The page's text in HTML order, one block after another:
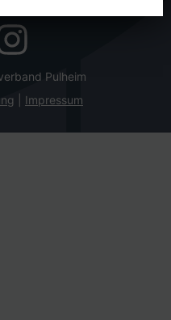
Pulheim
Impressum